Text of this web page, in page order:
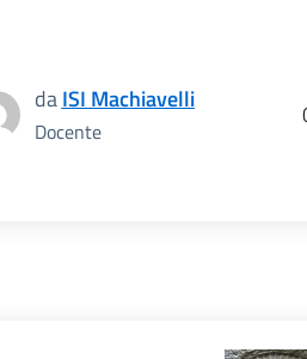
daISI Machiavelli
Docente